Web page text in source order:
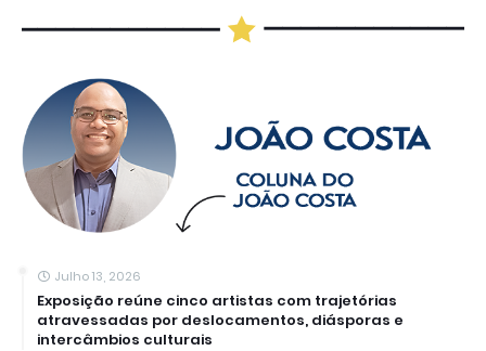
Julho 13, 2026
Exposição reúne cinco artistas com trajetórias
atravessadas por deslocamentos, diásporas e
intercâmbios culturais